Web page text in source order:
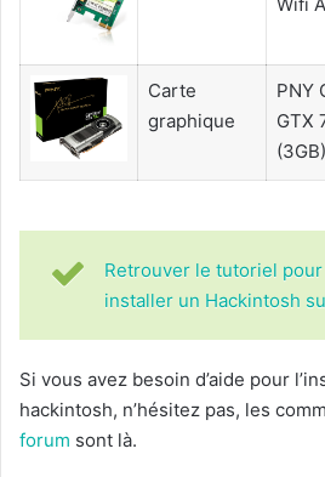
Carte
graphique
PNY
GTX
(3GB)
Retrouver le tutoriel
installer un Hackintosh
Si vous avez besoin d’aide pour
hackintosh, n’hésitez pas, les
forum sont là.